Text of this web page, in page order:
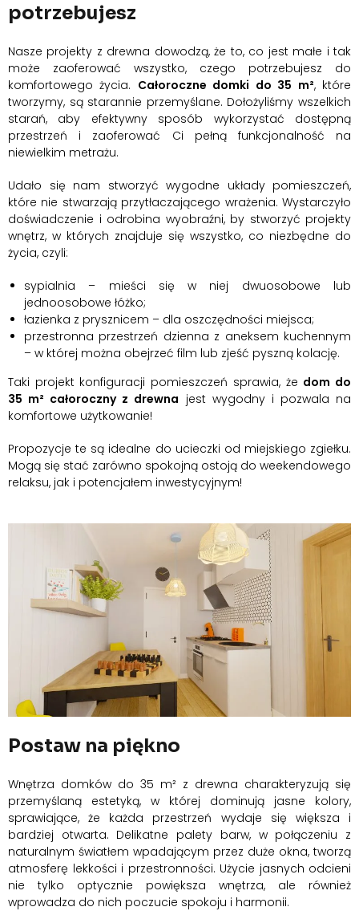
potrzebujesz
Nasze projekty z drewna dowodzą, że to, co jest małe i tak
może zaoferować wszystko, czego potrzebujesz do
komfortowego życia. Całoroczne domki do 35 m², które
tworzymy, są starannie przemyślane. Dołożyliśmy wszelkich
starań, aby efektywny sposób wykorzystać dostępną
przestrzeń i zaoferować Ci pełną funkcjonalność na
niewielkim metrażu.
Udało się nam stworzyć wygodne układy pomieszczeń,
które nie stwarzają przytłaczającego wrażenia. Wystarczyło
doświadczenie i odrobina wyobraźni, by stworzyć projekty
wnętrz, w których znajduje się wszystko, co niezbędne do
życia, czyli:
sypialnia – mieści się w niej dwuosobowe lub
jednoosobowe łóżko;
łazienka z prysznicem – dla oszczędności miejsca;
przestronna przestrzeń dzienna z aneksem kuchennym
– w której można obejrzeć film lub zjeść pyszną kolację.
Taki projekt konfiguracji pomieszczeń sprawia, że dom do
35 m² całoroczny z drewna jest wygodny i pozwala na
komfortowe użytkowanie!
Propozycje te są idealne do ucieczki od miejskiego zgiełku.
Mogą się stać zarówno spokojną ostoją do weekendowego
relaksu, jak i potencjałem inwestycyjnym!
Postaw na piękno
Wnętrza domków do 35 m² z drewna charakteryzują się
przemyślaną estetyką, w której dominują jasne kolory,
sprawiające, że każda przestrzeń wydaje się większa i
bardziej otwarta. Delikatne palety barw, w połączeniu z
naturalnym światłem wpadającym przez duże okna, tworzą
atmosferę lekkości i przestronności. Użycie jasnych odcieni
nie tylko optycznie powiększa wnętrza, ale również
wprowadza do nich poczucie spokoju i harmonii.